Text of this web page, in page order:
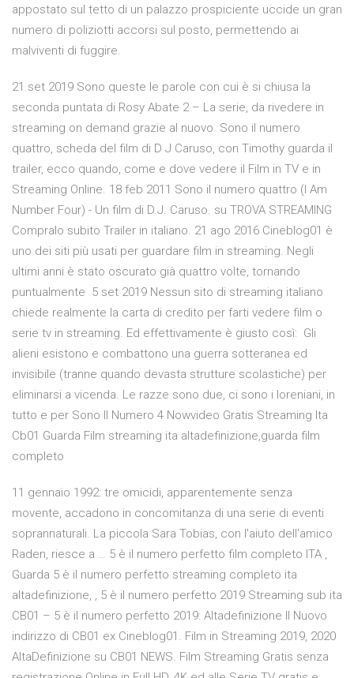
appostato sul tetto di un palazzo prospiciente uccide un gran
numero di poliziotti accorsi sul posto, permettendo ai
malviventi di fuggire.
21 set 2019 Sono queste le parole con cui è si chiusa la
seconda puntata di Rosy Abate 2 – La serie, da rivedere in
streaming on demand grazie al nuovo Sono il numero
quattro, scheda del film di D J Caruso, con Timothy guarda il
trailer, ecco quando, come e dove vedere il Film in TV e in
Streaming Online. 18 feb 2011 Sono il numero quattro (I Am
Number Four) - Un film di D.J. Caruso. su TROVA STREAMING
Compralo subito Trailer in italiano. 21 ago 2016 Cineblog01 è
uno dei siti più usati per guardare film in streaming. Negli
ultimi anni è stato oscurato già quattro volte, tornando
puntualmente 5 set 2019 Nessun sito di streaming italiano
chiede realmente la carta di credito per farti vedere film o
serie tv in streaming. Ed effettivamente è giusto così: Gli
alieni esistono e combattono una guerra sotteranea ed
invisibile (tranne quando devasta strutture scolastiche) per
eliminarsi a vicenda. Le razze sono due, ci sono i loreniani, in
tutto e per Sono Il Numero 4 Nowvideo Gratis Streaming Ita
Cb01 Guarda Film streaming ita altadefinizione,guarda film
completo
11 gennaio 1992: tre omicidi, apparentemente senza
movente, accadono in concomitanza di una serie di eventi
soprannaturali. La piccola Sara Tobias, con l'aiuto dell'amico
Raden, riesce a … 5 è il numero perfetto film completo ITA ,
Guarda 5 è il numero perfetto streaming completo ita
altadefinizione, , 5 è il numero perfetto 2019 Streaming sub ita
CB01 – 5 è il numero perfetto 2019: Altadefinizione Il Nuovo
indirizzo di CB01 ex Cineblog01. Film in Streaming 2019, 2020
AltaDefinizione su CB01 NEWS. Film Streaming Gratis senza